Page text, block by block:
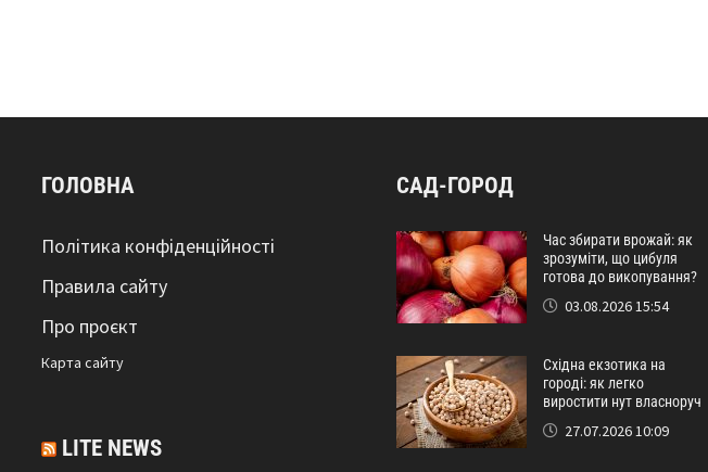
ГОЛОВНА
Політика конфіденційності
Правила сайту
Про проєкт
Карта сайтy
LITE NEWS
САД-ГОРОД
Час збирати врожай: як
зрозуміти, що цибуля
готова до викопування?
03.08.2026 15:54
Східна екзотика на
городі: як легко
виростити нут власноруч
27.07.2026 10:09